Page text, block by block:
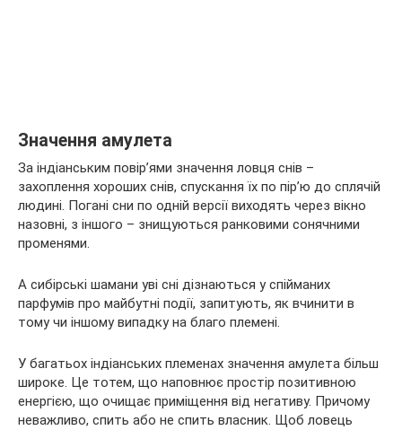
Значення амулета
За індіанським повір’ями значення ловця снів –
захоплення хороших снів, спускання їх по пір’ю до сплячій
людині. Погані сни по одній версії виходять через вікно
назовні, з іншого – знищуються ранковими сонячними
променями.
А сибірські шамани уві сні дізнаються у спійманих
парфумів про майбутні події, запитують, як вчинити в
тому чи іншому випадку на благо племені.
У багатьох індіанських племенах значення амулета більш
широке. Це тотем, що наповнює простір позитивною
енергією, що очищає приміщення від негативу. Причому
неважливо, спить або не спить власник. Щоб ловець